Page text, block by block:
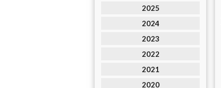
2025
2024
2023
2022
2021
2020